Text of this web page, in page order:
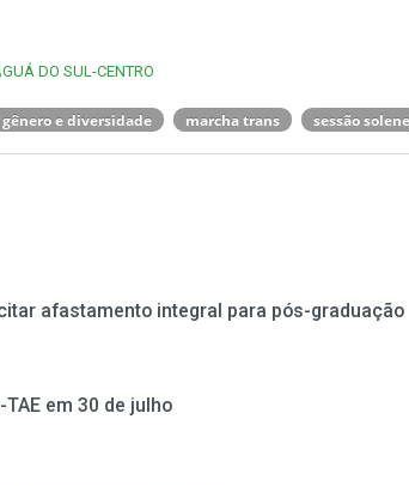
DO SUL-CENTRO
e diversidade marcha trans sessão solene
afastamento integral para pós-graduação
em 30 de julho